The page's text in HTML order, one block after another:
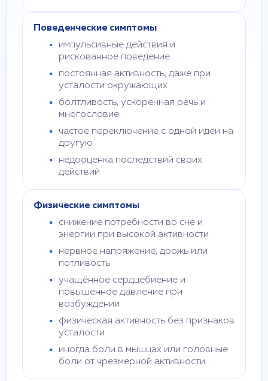
Поведенческие симптомы
импульсивные действия и
рискованное поведение
постоянная активность, даже при
усталости окружающих
болтливость, ускоренная речь и
многословие
частое переключение с одной идеи на
другую
недооценка последствий своих
действий
Физические симптомы
снижение потребности во сне и
энергии при высокой активности
нервное напряжение, дрожь или
потливость
учащённое сердцебиение и
повышенное давление при
возбуждении
физическая активность без признаков
усталости
иногда боли в мышцах или головные
боли от чрезмерной активности